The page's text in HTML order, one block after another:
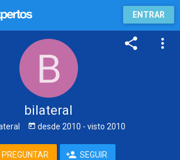
ENTRAR
bilateral
desde 2010 - visto 2010
PREGUNTAR SEGUIR